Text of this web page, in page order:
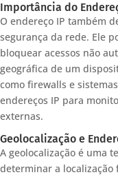
Importância do
O endereço IP também
segurança da rede. Ele
bloquear acessos não
geográfica de um
como firewalls e
endereços IP para
externas.
Geolocalização e
A geolocalização é uma
determinar a localização